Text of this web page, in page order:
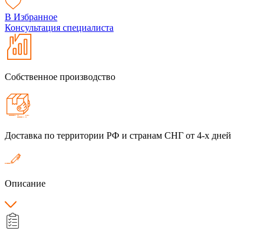
В Избранное
Консультация специалиста
Собственное производство
Доставка по территории РФ и странам СНГ от 4-х дней
Описание